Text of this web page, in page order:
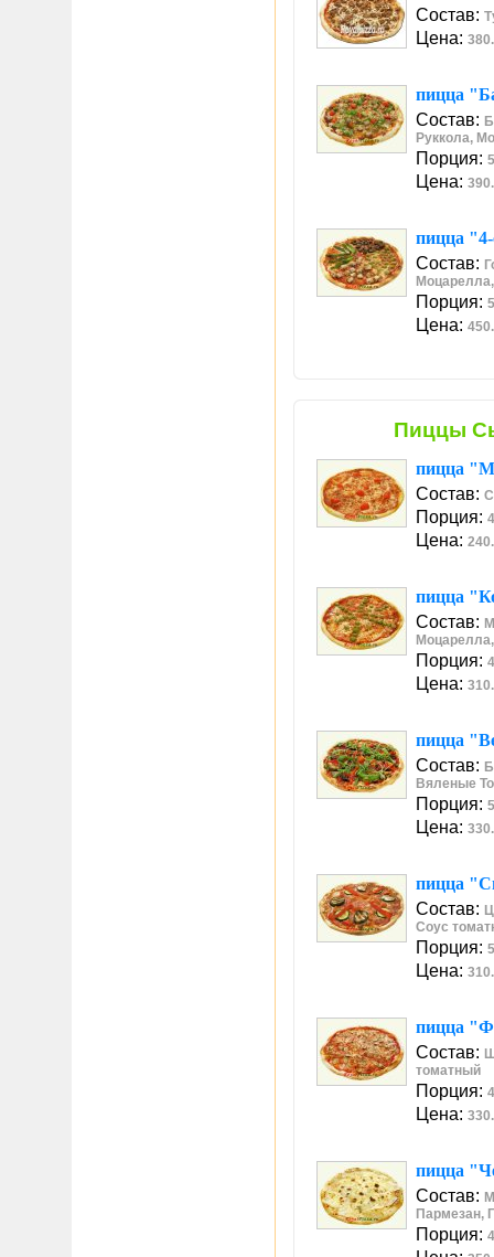
Состав:
Цена:
пицца
Состав:
Руккола,
Порция:
Цена:
пицца "4-
Состав:
Порция:
Цена:
Пиццы
пицца
Состав:
Порция:
Цена:
пицца
Состав:
Порция:
Цена:
пицца
Состав:
Вяленые
Порция:
Цена:
пицца
Состав:
Соус
Порция:
Цена:
пицца
Состав:
томатный
Порция:
Цена:
пицца
Состав:
Пармезан,
Порция: